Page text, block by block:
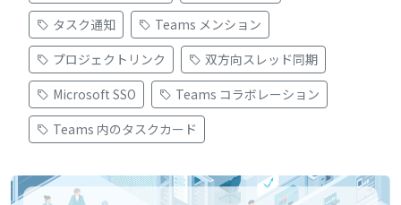
タスク通知
Teams メンション
プロジェクトリンク
双方向スレッド同期
Microsoft SSO
Teams コラボレーション
Teams 内のタスクカード